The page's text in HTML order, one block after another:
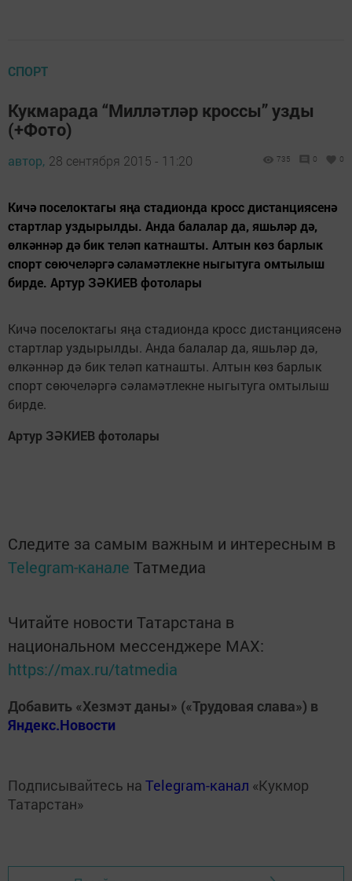
СПОРТ
Кукмарада “Милләтләр кроссы” узды
(+Фото)
автор, 28 сентября 2015 - 11:20 735 0 0
Кичә поселоктагы яңа стадионда кросс дистанциясенә
стартлар уздырылды. Анда балалар да, яшьләр дә,
өлкәннәр дә бик теләп катнашты. Алтын көз барлык
спорт сөючеләргә сәламәтлекне ныгытуга омтылыш
бирде. Артур ЗӘКИЕВ фотолары
Кичә поселоктагы яңа стадионда кросс дистанциясенә
стартлар уздырылды. Анда балалар да, яшьләр дә,
өлкәннәр дә бик теләп катнашты. Алтын көз барлык
спорт сөючеләргә сәламәтлекне ныгытуга омтылыш
бирде.
Артур ЗӘКИЕВ фотолары
Следите за самым важным и интересным в
Telegram-канале Татмедиа
Читайте новости Татарстана в
национальном мессенджере MАХ:
https://max.ru/tatmedia
Добавить «Хезмэт даны» («Трудовая слава») в
Яндекс.Новости
Подписывайтесь на Telegram-канал «Кукмор
Татарстан»